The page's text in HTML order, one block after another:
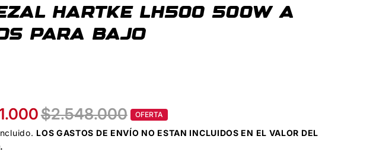
HARTKE LH500 500W A
PARA BAJO
$2.548.000 OFERTA
LOS GASTOS DE ENVÍO NO ESTAN INCLUIDOS EN EL VALOR DEL